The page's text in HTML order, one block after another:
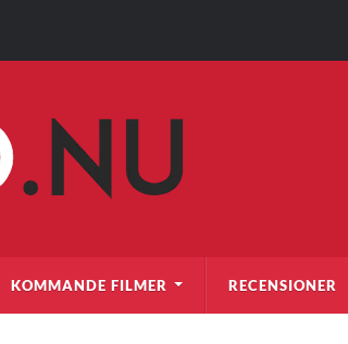
KOMMANDE FILMER RECENSIONER